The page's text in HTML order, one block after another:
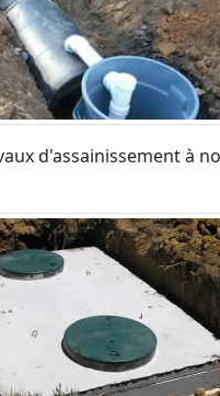
d'assainissement à